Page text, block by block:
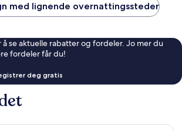
med lignende overnattingssteder
å se aktuelle rabatter og fordeler. Jo mer du
fordeler får du!
deg gratis